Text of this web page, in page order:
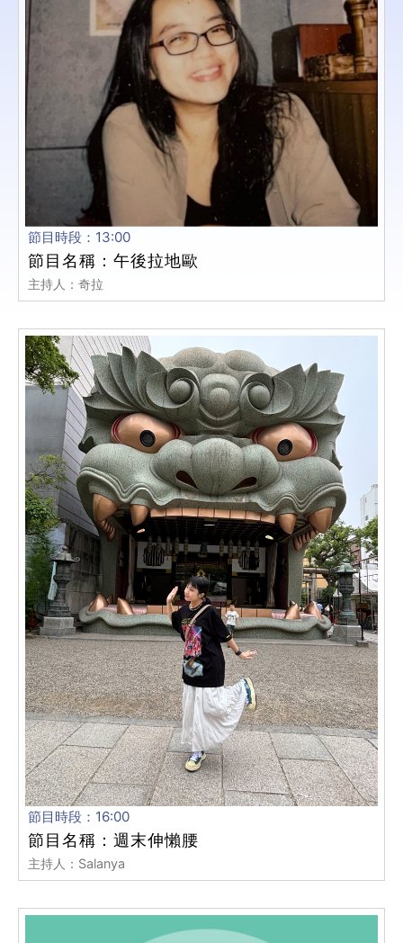
節目時段：13:00
節目名稱：午後拉地歐
主持人：奇拉
節目時段：16:00
節目名稱：週末伸懶腰
主持人：Salanya